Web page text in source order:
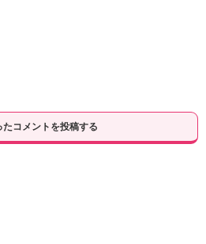
たコメントを投稿する